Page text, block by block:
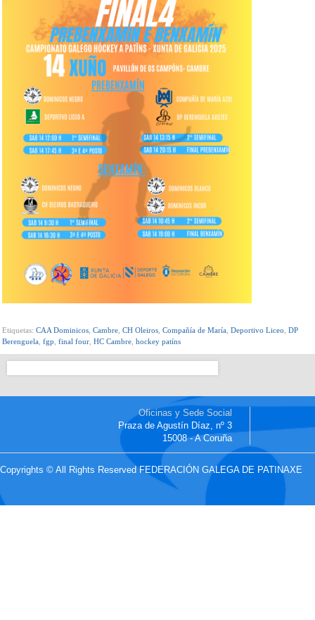
Etiquetas: CAA Dominicos Cambre CH Oleiros Compañía de María Deportivo Liceo DP
Berenguela fgp final four HC Cambre hockey patíns
Oficinas y Sede Social
Praza de Agustín Díaz, nº 3
15008 - A Coruña
Copyrights © All Rights Reserved FEDERACIÓN GALEGA DE PATINAXE